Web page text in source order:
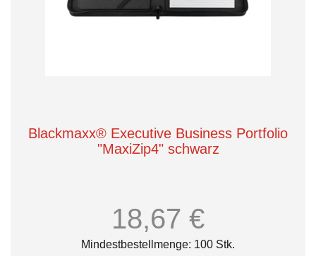
Blackmaxx® Executive Business Portfolio
"MaxiZip4" schwarz
18,67 €
Mindestbestellmenge: 100 Stk.